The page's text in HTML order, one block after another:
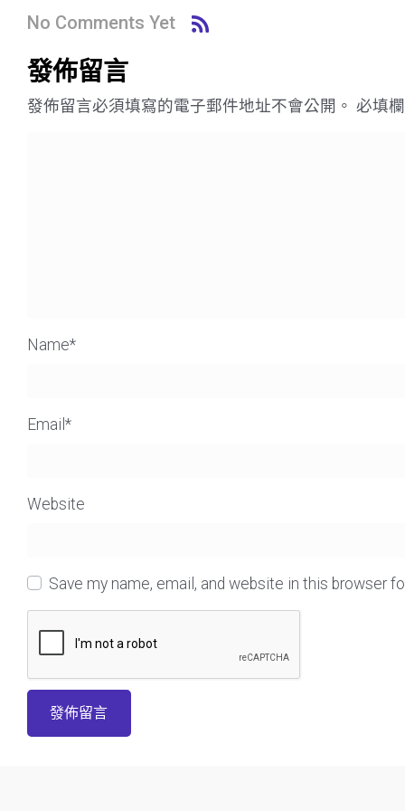
No Comments Yet
發佈留言
發佈留言必須填寫的電子郵件地址不會公開。 必填
Name*
Email *
Website
Save my name, email, and website in this browser